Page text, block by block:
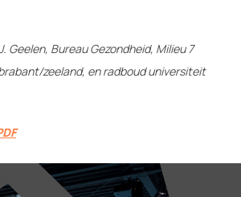
Geelen, Bureau Gezondheid, Milieu 7
zeeland, en radboud universiteit